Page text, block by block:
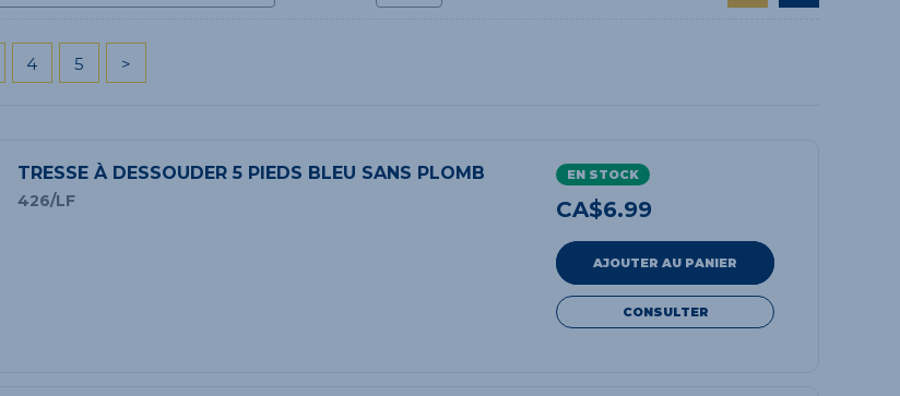
4 5 >
TRESSE À DESSOUDER 5 PIEDS BLEU SANS PLOMB
426/LF
EN STOCK
CA$6.99
AJOUTER AU PANIER
CONSULTER